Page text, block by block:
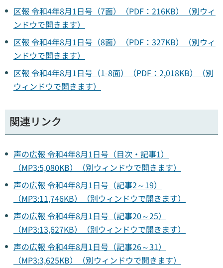
区報 令和4年8月1日号（7面）（PDF：216KB）（別ウィ
ンドウで開きます）
区報 令和4年8月1日号（8面）（PDF：327KB）（別ウィ
ンドウで開きます）
区報 令和4年8月1日号（1-8面）（PDF：2,018KB）（別
ウィンドウで開きます）
関連リンク
声の広報 令和4年8月1日号（目次・記事1）
（MP3:5,080KB）（別ウィンドウで開きます）
声の広報 令和4年8月1日号（記事2～19）
（MP3:11,746KB）（別ウィンドウで開きます）
声の広報 令和4年8月1日号（記事20～25）
（MP3:13,627KB）（別ウィンドウで開きます）
声の広報 令和4年8月1日号（記事26～31）
（MP3:3,625KB）（別ウィンドウで開きます）